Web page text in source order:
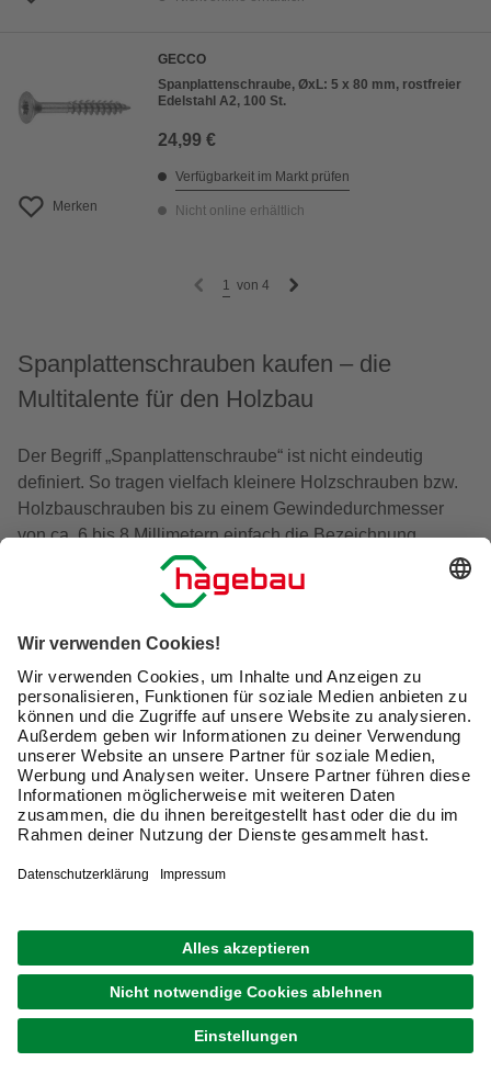
Merken
GECCO
Spanplattenschraube, ØxL: 5 x 80 mm, rostfreier
Edelstahl A2, 100 St.
24,99 €
Verfügbarkeit im Markt prüfen
Nicht online erhältlich
1 von 4
Spanplattenschrauben kaufen – die
Multitalente für den Holzbau
Der Begriff „Spanplattenschraube“ ist nicht eindeutig
definiert. So tragen vielfach kleinere Holzschrauben bzw.
Holzbauschrauben bis zu einem Gewindedurchmesser
von ca. 6 bis 8 Millimetern einfach die Bezeichnung
Spanplattenschrauben. Wofür eignen sich die Schrauben
besonders gut? Welche Kriterien sind beim Kauf relevant?
Unsere übersichtliche Kaufberatung mit vielen Praxistipps
liefert Dir die Antworten!
Wofür kann ich Spanplattenschrauben verwenden?
Die Schrauben haben ein sehr breites Einsatzspektrum.
So lassen sich die Schrauben außer für die Montage von
Spanplatten ebenso für viele andere Holzbauteile wie
Profilbretter, Latten oder Paneele verwenden. In MDF- und
OSB-Platten(„Grobspanplatten“) finden
Sind Spanplattenschrauben für Dübel geeignet?
Möchtest Du zum Beispiel Spanplatten oder andere
Holzbauteile direkt an gemauerten Wänden oder auf